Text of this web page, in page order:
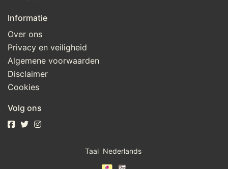
Informatie
Over ons
Privacy en veiligheid
Algemene voorwaarden
Disclaimer
Cookies
Volg ons
Taal